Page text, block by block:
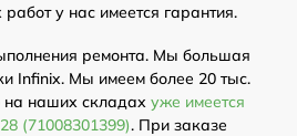
у нас имеется гарантия.
ремонта. Мы большая
Infinix. Мы имеем более 20 тыс.
на наших складах уже имеется
(71008301399). При заказе